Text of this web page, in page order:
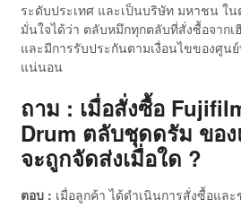
ระดับประเทศ และเป็นบริษัท มหาชน ใ
มั่นใจได้ว่า ตลับหมึกทุกตลับที่สั่งซื้อจากเ
และมีการรับประกันตามเงื่อนไขของศูน
แน่นอน
ถาม : เมื่อสั่งซื้อ
Drum ตลับชุดดรัม ขอ
จะถูกจัดส่งเมื่อใด ?
ตอบ : เมื่อลูกค้า ได้ดำเนินการสั่งซื้อแล